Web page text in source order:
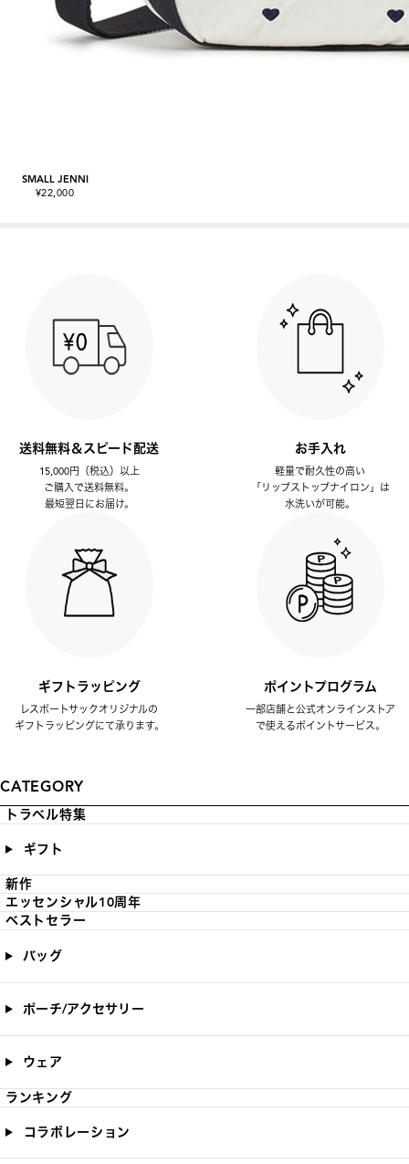
SMALL JENNI
¥22,000
送料無料＆スピード配送
15,000円（税込）以上
ご購入で送料無料。
最短翌日にお届け。
お手入れ
軽量で耐久性の高い
「リップストップナイロン」は
水洗いが可能。
ギフトラッピング
レスポートサックオリジナルの
ギフトラッピングにて承ります。
ポイントプログラム
一部店舗と公式オンラインストア
で使えるポイントサービス。
CATEGORY
トラベル特集
ギフト
新作
エッセンシャル10周年
ベストセラー
バッグ
ポーチ/アクセサリー
ウェア
ランキング
コラボレーション